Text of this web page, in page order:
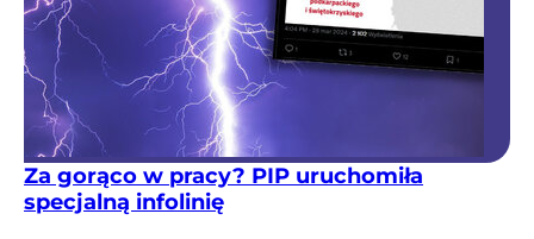
Za gorąco w pracy? PIP uruchomiła
specjalną infolinię